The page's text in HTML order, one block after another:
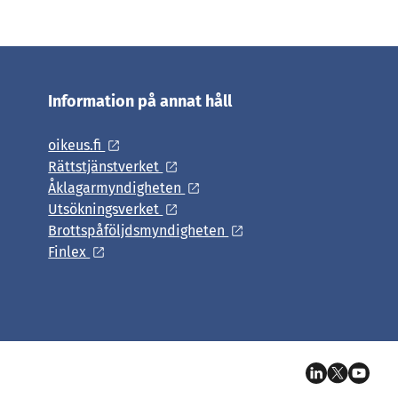
Information på annat håll
oikeus.fi
Rättstjänstverket
Åklagarmyndigheten
Utsökningsverket
Brottspåföljdsmyndigheten
Finlex